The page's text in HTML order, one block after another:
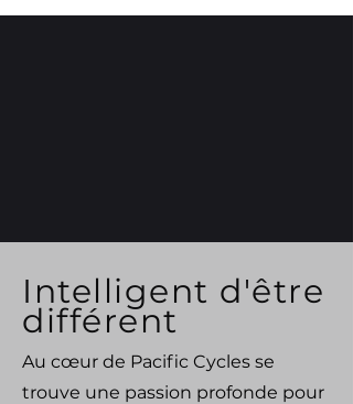
Intelligent d'être
différent
Au cœur de Pacific Cycles se
trouve une passion profonde pour